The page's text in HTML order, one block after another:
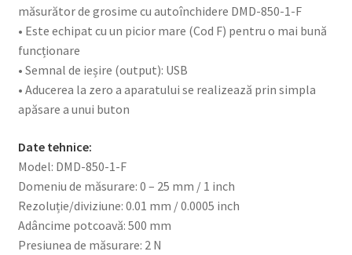
măsurător de grosime cu autoînchidere DMD-850-1-F
• Este echipat cu un picior mare (Cod F) pentru o mai bună
funcționare
• Semnal de ieșire (output): USB
• Aducerea la zero a aparatului se realizează prin simpla
apăsare a unui buton
Date tehnice:
Model: DMD-850-1-F
Domeniu de măsurare: 0 – 25 mm / 1 inch
Rezoluție/diviziune: 0.01 mm / 0.0005 inch
Adâncime potcoavă: 500 mm
Presiunea de măsurare: 2 N